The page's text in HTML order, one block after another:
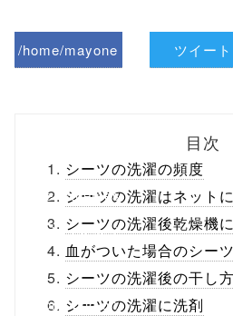
/home/mayone
content/themes
/tapbiz_theme/
parts/sns-
buttons.php on
ツイート
目次
シーツの洗濯の頻度
シーツの洗濯はネット
シーツの洗濯後乾燥機
血がついた場合のシー
シーツの洗濯後の干し方
シーツの洗濯に洗剤